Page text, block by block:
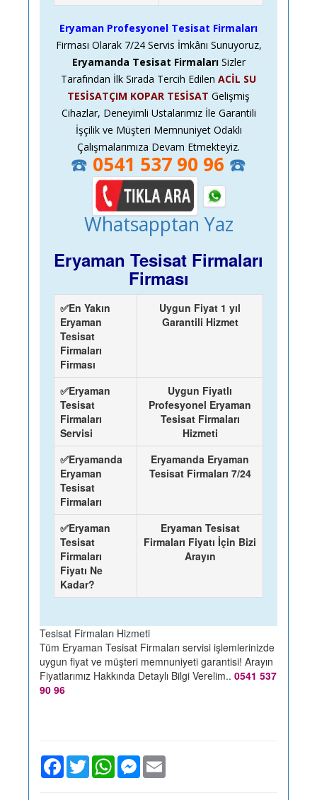
Eryaman Profesyonel Tesisat Firmaları
Firması Olarak 7/24 Servis İmkânı Sunuyoruz,
Eryamanda Tesisat FirmalarıSizler
Tarafından İlk Sırada Tercih Edilen ACİL SU
TESİSATÇIM KOPAR TESİSAT Gelişmiş
Cihazlar, Deneyimli Ustalarımız İle Garantili
İşçilik ve Müşteri Memnuniyet Odaklı
Çalışmalarımıza Devam Etmekteyiz.
☎️ 0541 537 90 96 ☎️
Whatsapptan Yaz
Eryaman Tesisat Firmaları
Firması
✅En Yakın
Eryaman
Tesisat
Firmaları
Firması
Uygun Fiyat 1 yıl
Garantili Hizmet
✅Eryaman
Tesisat
Firmaları
Servisi
Uygun Fiyatlı
Profesyonel Eryaman
Tesisat Firmaları
Hizmeti
✅Eryamanda
Eryaman
Tesisat
Firmaları
Eryamanda Eryaman
Tesisat Firmaları 7/24
✅Eryaman
Tesisat
Firmaları
Fiyatı Ne
Kadar?
Eryaman Tesisat
Firmaları Fiyatı İçin Bizi
Arayın
Tesisat Firmaları Hizmeti
Tüm Eryaman Tesisat Firmaları servisi işlemlerinizde
uygun fiyat ve müşteri memnuniyeti garantisi! Arayın
Fiyatlarımız Hakkında Detaylı Bilgi Verelim.. 0541 537
90 96
Facebook
TwitterWhatsAppMessenger